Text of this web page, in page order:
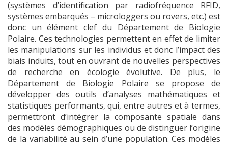
(systèmes d’identification par radiofréquence RFID,
systèmes embarqués – microloggers ou rovers, etc.) est
donc un élément clef du Département de Biologie
Polaire. Ces technologies permettent en effet de limiter
les manipulations sur les individus et donc l’impact des
biais induits, tout en ouvrant de nouvelles perspectives
de recherche en écologie évolutive. De plus, le
Département de Biologie Polaire se propose de
développer des outils d’analyses mathématiques et
statistiques performants, qui, entre autres et à termes,
permettront d’intégrer la composante spatiale dans
des modèles démographiques ou de distinguer l’origine
de la variabilité au sein d’une population. Ces modèles